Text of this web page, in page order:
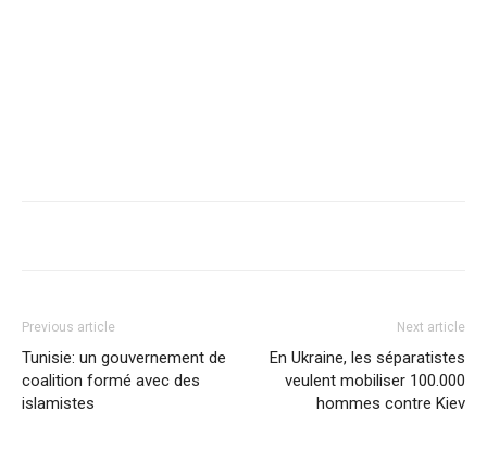
Previous article
Tunisie: un gouvernement de
coalition formé avec des
islamistes
Next article
En Ukraine, les séparatistes
veulent mobiliser 100.000
hommes contre Kiev